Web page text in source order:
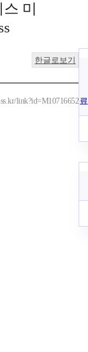
미
한글로보기
link?id=M10716652료